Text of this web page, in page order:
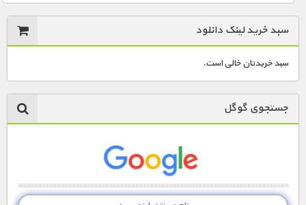
سبد خرید لینک دانلود
سبد خریدتان خالی است.
جستجوی گوگل